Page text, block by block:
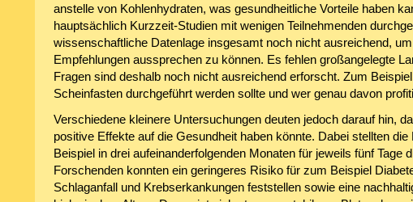
anstelle von Kohlenhydraten, was gesundheitliche Vorteile haben
hauptsächlich Kurzzeit-Studien mit wenigen Teilnehmenden
wissenschaftliche Datenlage insgesamt noch nicht ausreichend,
Empfehlungen aussprechen zu können. Es fehlen großangelegte
Fragen sind deshalb noch nicht ausreichend erforscht. Zum
Scheinfasten durchgeführt werden sollte und wer genau davon
Verschiedene kleinere Untersuchungen deuten jedoch darauf hin,
positive Effekte auf die Gesundheit haben könnte. Dabei stellten die
Beispiel in drei aufeinanderfolgenden Monaten für jeweils fünf Tage
Forschenden konnten ein geringeres Risiko für zum Beispiel
Schlaganfall und Krebserkankungen feststellen sowie eine